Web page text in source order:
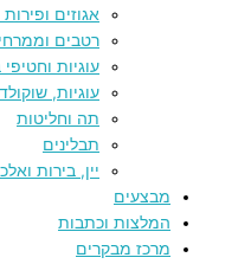
אגוזים
רטבים
עוגיות
עוגיות,
תה וחליטות
תבלינים
יין, בירות
מבצעים
המלצות וכתבות
מרכז מבקרים